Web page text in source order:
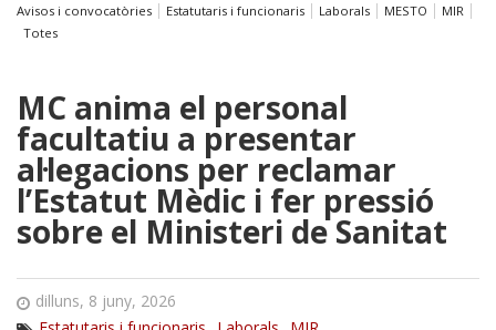
Avisos i convocatòries Estatutaris i funcionaris Laborals MESTO
MIR
Totes
MC anima el personal
facultatiu a presentar
al·legacions per reclamar
l’Estatut Mèdic i fer pressió
sobre el Ministeri de Sanitat
dilluns, 8 juny, 2026